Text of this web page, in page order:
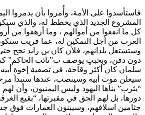
فاستأسدوا على الأمة، وأُمروا بأن يدمروا
المشروع الجديد الذي يخطط له، والذي
كل ما انفقوا من أموالهم ، وما أزهقوا من
العرب من أجل التمكين له، عما قريب ستكون
وستشتعل بلدانهم، فلأن كان بن زايد نجح
دون دفن، وبخبثٍ يوصف ب”نائب الحاكم”
سلمان كان أكثر وقاحة، في تصفية إخوة أبيه
سيعلن موت أبيه وسينصب، عندها ستبدأ
“يثرب” بناها اليهود وليس اليمنيون، وأن
دورها، بل لهم الحق في مقبرتها، “بقيع
جثامين اسلافهم، وسيبنون العمارات فوق